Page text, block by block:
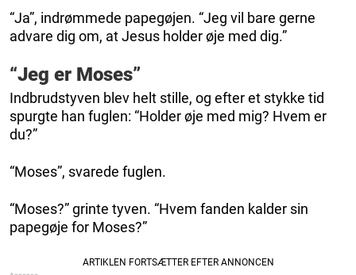
“Ja”, indrømmede papegøjen. “Jeg vil bare gerne
advare dig om, at Jesus holder øje med dig.”
“Jeg er Moses”
Indbrudstyven blev helt stille, og efter et stykke tid
spurgte han fuglen: “Holder øje med mig? Hvem er
du?”
“Moses”, svarede fuglen.
“Moses?” grinte tyven. “Hvem fanden kalder sin
papegøje for Moses?”